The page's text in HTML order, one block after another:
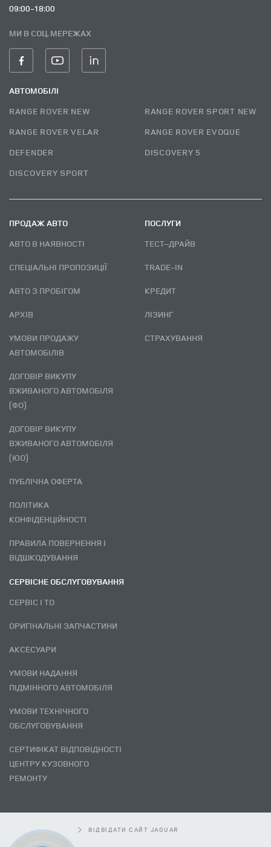
09:00-18:00
МИ В СОЦ. МЕРЕЖАХ
АВТОМОБІЛІ
RANGE ROVER NEW
RANGE ROVER SPORT NEW
RANGE ROVER VELAR
RANGE ROVER EVOQUE
DEFENDER
DISCOVERY 5
DISCOVERY SPORT
ПРОДАЖ АВТО
АВТО В НАЯВНОСТІ
СПЕЦІАЛЬНІ ПРОПОЗИЦІЇ
АВТО З ПРОБІГОМ
АРХІВ
УМОВИ ПРОДАЖУ
АВТОМОБІЛІВ
ДОГОВІР ВИКУПУ
ВЖИВАНОГО АВТОМОБІЛЯ
(ФО)
ДОГОВІР ВИКУПУ
ВЖИВАНОГО АВТОМОБІЛЯ
(ЮО)
ПУБЛІЧНА ОФЕРТА
ПОЛІТИКА
КОНФІДЕНЦІЙНОСТІ
ПРАВИЛА ПОВЕРНЕННЯ І
ВІДШКОДУВАННЯ
ПОСЛУГИ
ТЕСТ–ДРАЙВ
TRADE-IN
КРЕДИТ
ЛІЗИНГ
СТРАХУВАННЯ
СЕРВІСНЕ ОБСЛУГОВУВАННЯ
СЕРВІС І ТО
ОРИГІНАЛЬНІ ЗАПЧАСТИНИ
АКСЕСУАРИ
УМОВИ НАДАННЯ
ПІДМІННОГО АВТОМОБІЛЯ
УМОВИ ТЕХНІЧНОГО
ОБСЛУГОВУВАННЯ
СЕРТИФІКАТ ВІДПОВІДНОСТІ
ЦЕНТРУ КУЗОВНОГО
РЕМОНТУ
ВІДВІДАТИ САЙТ JAGUAR